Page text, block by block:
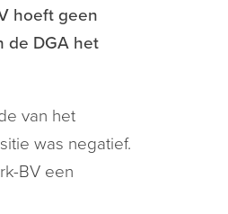
hoeft geen
de DGA het
van het
was negatief.
BV een